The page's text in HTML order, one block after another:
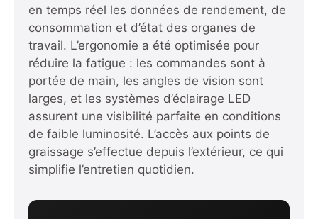
en temps réel les données de rendement, de
consommation et d’état des organes de
travail. L’ergonomie a été optimisée pour
réduire la fatigue : les commandes sont à
portée de main, les angles de vision sont
larges, et les systèmes d’éclairage LED
assurent une visibilité parfaite en conditions
de faible luminosité. L’accès aux points de
graissage s’effectue depuis l’extérieur, ce qui
simplifie l’entretien quotidien.